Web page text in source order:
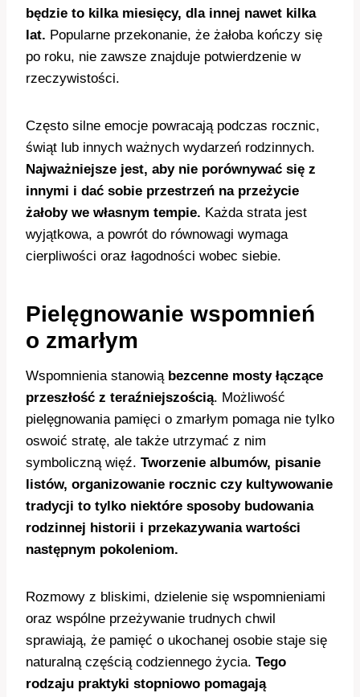
będzie to kilka miesięcy, dla innej nawet kilka
lat. Popularne przekonanie, że żałoba kończy się
po roku, nie zawsze znajduje potwierdzenie w
rzeczywistości.
Często silne emocje powracają podczas rocznic,
świąt lub innych ważnych wydarzeń rodzinnych.
Najważniejsze jest, aby nie porównywać się z
innymi i dać sobie przestrzeń na przeżycie
żałoby we własnym tempie. Każda strata jest
wyjątkowa, a powrót do równowagi wymaga
cierpliwości oraz łagodności wobec siebie.
Pielęgnowanie wspomnień
o zmarłym
Wspomnienia stanowią bezcenne mosty łączące
przeszłość z teraźniejszością. Możliwość
pielęgnowania pamięci o zmarłym pomaga nie tylko
oswoić stratę, ale także utrzymać z nim
symboliczną więź. Tworzenie albumów, pisanie
listów, organizowanie rocznic czy kultywowanie
tradycji to tylko niektóre sposoby budowania
rodzinnej historii i przekazywania wartości
następnym pokoleniom.
Rozmowy z bliskimi, dzielenie się wspomnieniami
oraz wspólne przeżywanie trudnych chwil
sprawiają, że pamięć o ukochanej osobie staje się
naturalną częścią codziennego życia. Tego
rodzaju praktyki stopniowo pomagają